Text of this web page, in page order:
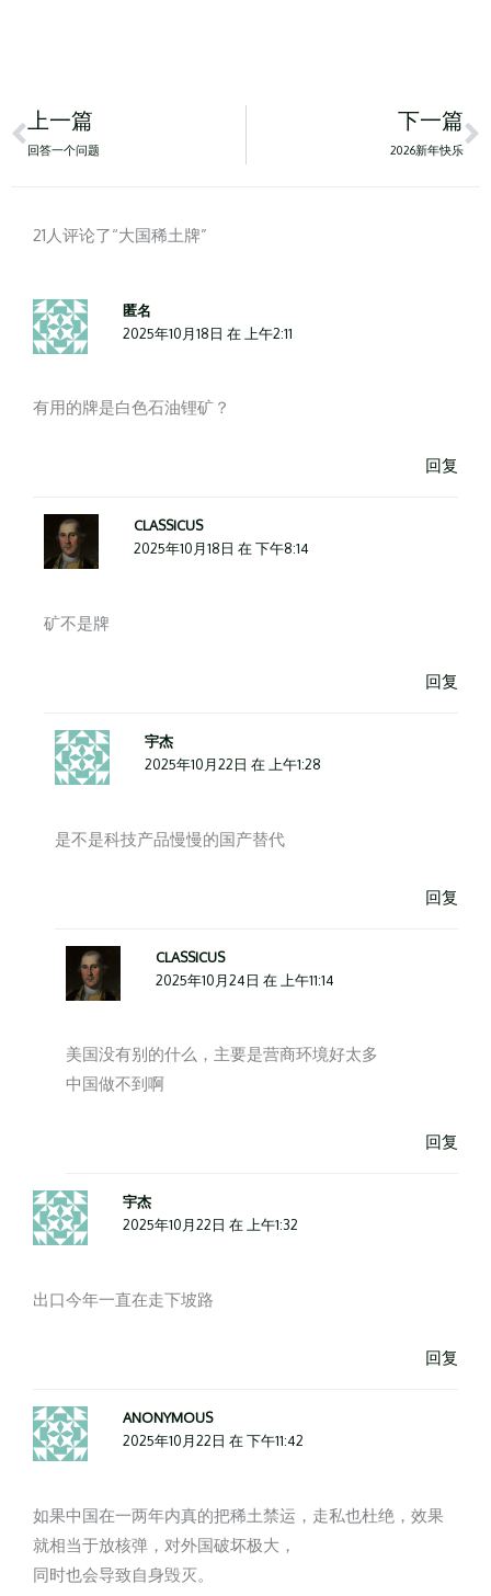
Prev
上一篇
回答一个问题
下一篇
2026新年快乐
21人评论了“大国稀土牌”
匿名
2025年10月18日 在 上午2:11
有用的牌是白色石油锂矿？
回复
CLASSICUS
2025年10月18日 在 下午8:14
矿不是牌
回复
宇杰
2025年10月22日 在 上午1:28
是不是科技产品慢慢的国产替代
回复
CLASSICUS
2025年10月24日 在 上午11:14
美国没有别的什么，主要是营商环境好太多
中国做不到啊
回复
宇杰
2025年10月22日 在 上午1:32
出口今年一直在走下坡路
回复
ANONYMOUS
2025年10月22日 在 下午11:42
如果中国在一两年内真的把稀土禁运，走私也杜绝，效果
就相当于放核弹，对外国破坏极大，
同时也会导致自身毁灭。